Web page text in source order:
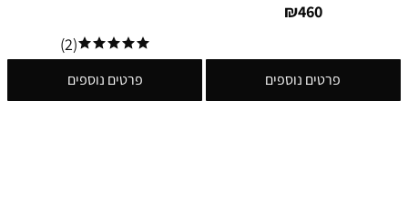
₪460
פרטים נוספים
(2)
פרטים נוספים